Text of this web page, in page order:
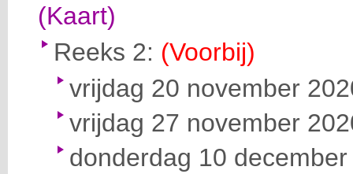
(Kaart)
Reeks 2: (Voorbij)
vrijdag 20 november
vrijdag 27 november
donderdag 10